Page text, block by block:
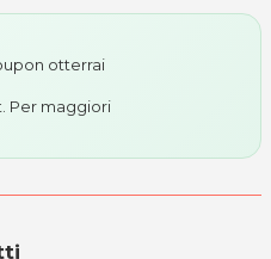
otterrai
Per maggiori